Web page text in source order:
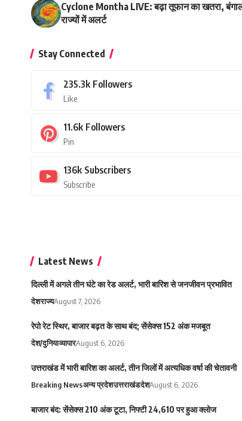
Cyclone Montha LIVE: बढ़ा तूफान का खतरा,
राज्यों में अलर्ट
Stay Connected
235.3k Followers
Like
11.6k Followers
Pin
136k Subscribers
Subscribe
Latest News
दिल्ली में अगले तीन घंटे का रेड अलर्ट, भारी बारिश से जनजीवन प्रभावित
देशराज्यAugust 7, 2026
रेपो रेट स्थिर, बाजार बढ़त के साथ बंद; सेंसेक्स 152 अंक मजबूत
देश/दुनियाव्यापारAugust 6, 2026
उत्तराखंड में भारी बारिश का अलर्ट, तीन जिलों में अत्यधिक वर्षा की चेतावनी
Breaking Newsअन्य प्रदेशउत्तराखंडदेशAugust 6, 2026
बाजार बंद: सेंसेक्स 210 अंक टूटा, निफ्टी 24,610 पर हुआ क्लोज